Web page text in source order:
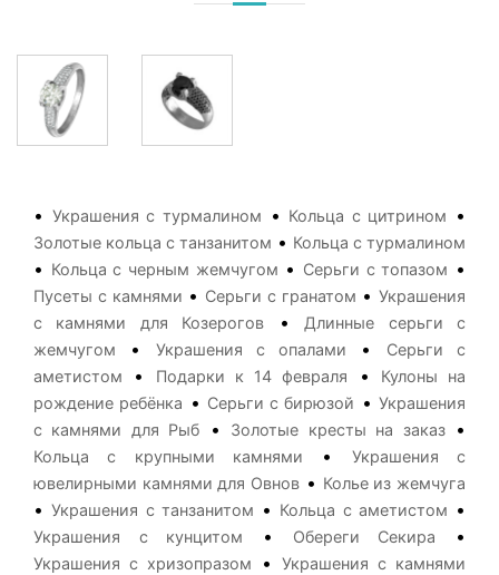
• Украшения с турмалином • Кольца с цитрином •
Золотые кольца с танзанитом • Кольца с турмалином
• Кольца с черным жемчугом • Серьги с топазом •
Пусеты с камнями • Серьги с гранатом • Украшения
с камнями для Козерогов
•Длинные серьги с
жемчугом
• Украшения с опалами •
Серьги с
аметистом
• Подарки к 14 февраля •
Кулоны на
рождение ребёнка • Серьги с бирюзой •Украшения
с камнями для Рыб
• Золотые кресты на заказ•
Кольца с крупными камнями •
Украшения с
ювелирными камнями для Овнов • Колье из жемчуга
•Украшения с танзанитом • Кольца с аметистом •
Украшения с кунцитом • Обереги Секира •
Украшения с хризопразом • Украшения с камнями